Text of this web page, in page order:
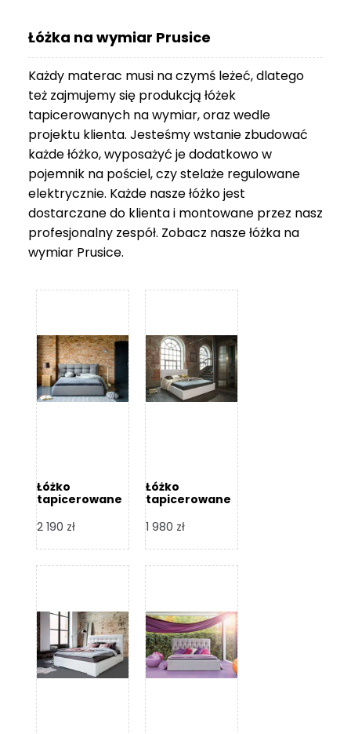
Łóżka na wymiar Prusice
Każdy materac musi na czymś leżeć, dlatego
też zajmujemy się produkcją łóżek
tapicerowanych na wymiar, oraz wedle
projektu klienta. Jesteśmy wstanie zbudować
każde łóżko, wyposażyć je dodatkowo w
pojemnik na pościel, czy stelaże regulowane
elektrycznie. Każde nasze łóżko jest
dostarczane do klienta i montowane przez nasz
profesjonalny zespół. Zobacz naszełóżka na
wymiar Prusice.
Łóżko
tapicerowane
Design
2 190 zł
Łóżko
tapicerowane
Design
1 980 zł